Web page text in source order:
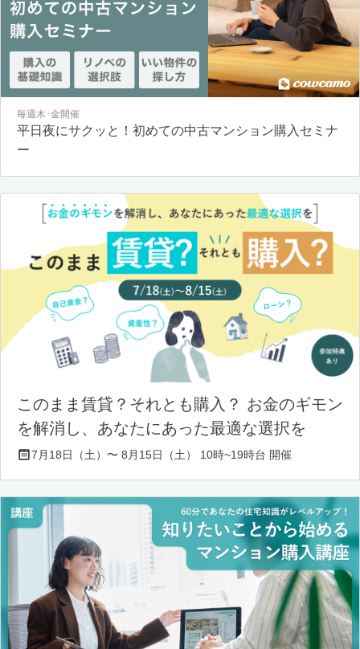
毎週木･金開催
平日夜にサクッと！初めての中古マンション購入セミナ
ー
このまま賃貸？それとも購入？ お金のギモン
を解消し、あなたにあった最適な選択を
7月18日（土）〜 8月15日（土） 10時~19時台 開催